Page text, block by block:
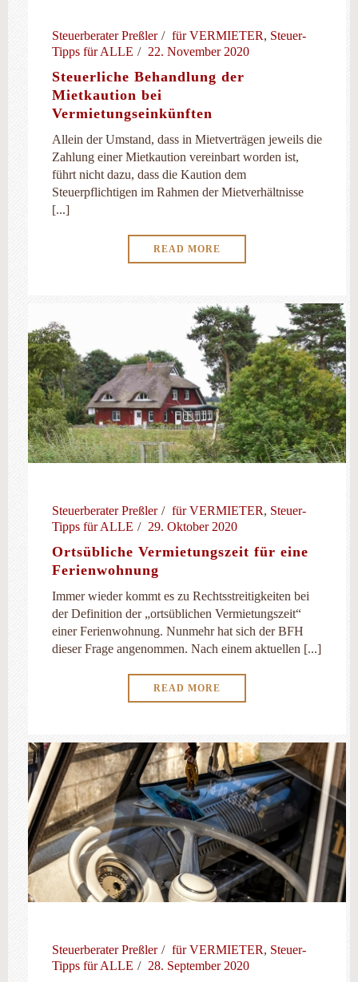
Steuerberater Preßler für VERMIETER, Steuer-
Tipps für ALLE
22. November 2020
Steuerliche Behandlung der
Mietkaution bei
Vermietungseinkünften
Allein der Umstand, dass in Mietverträgen jeweils die
Zahlung einer Mietkaution vereinbart worden ist,
führt nicht dazu, dass die Kaution dem
Steuerpflichtigen im Rahmen der Mietverhältnisse
[...]
READ MORE
Steuerberater Preßler für VERMIETER, Steuer-
Tipps für ALLE
29. Oktober 2020
Ortsübliche Vermietungszeit für eine
Ferienwohnung
Immer wieder kommt es zu Rechtsstreitigkeiten bei
der Definition der „ortsüblichen Vermietungszeit“
einer Ferienwohnung. Nunmehr hat sich der BFH
dieser Frage angenommen. Nach einem aktuellen [...]
READ MORE
Steuerberater Preßler für VERMIETER, Steuer-
Tipps für ALLE
28. September 2020